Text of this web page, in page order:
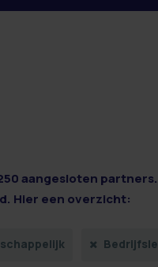
aangesloten
Hier een overzicht: